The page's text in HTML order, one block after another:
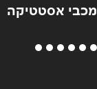
מכבי אסטטיקה